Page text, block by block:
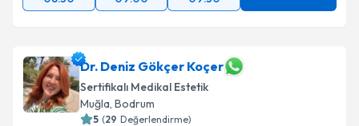
Dr. Deniz Gökçer Koçer
Sertifikalı Medikal Estetik
Muğla, Bodrum
5 (29 Değerlendirme)